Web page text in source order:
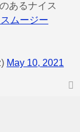
あるナイス
ムージー
May 10, 2021